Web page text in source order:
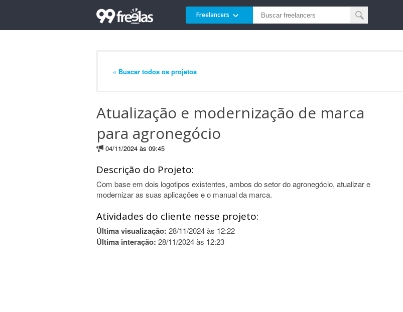
Freelancers
« Buscar todos os projetos
Atualização e modernização de marca
para agronegócio
04/11/2024 às 09:45
Descrição do Projeto:
Com base em dois logotipos existentes, ambos do setor do agronegócio, atualizar e
modernizar as suas aplicações e o manual da marca.
Atividades do cliente nesse projeto:
Última visualização: 28/11/2024 às 12:22
Última interação: 28/11/2024 às 12:23